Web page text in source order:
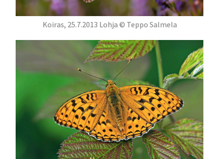
Koiras, 25.7.2013 Lohja © Teppo Salmela